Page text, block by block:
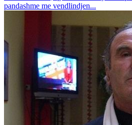
pandashme me vendlindjen...